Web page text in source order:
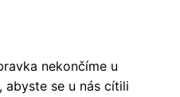
nekončíme u
abyste se u nás cítili